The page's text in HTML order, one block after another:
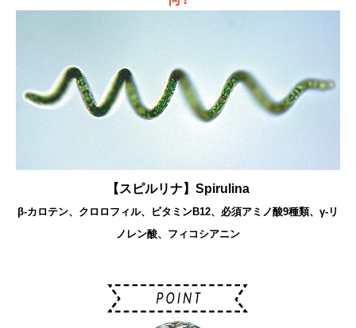
【スピルリナ】Spirulina
β-カロテン、クロロフィル、ビタミンB12、必須アミノ酸9種類、γ-リ
ノレン酸、フィコシアニン